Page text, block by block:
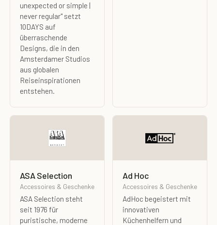
unexpected or simple |
never regular" setzt
10DAYS auf
überraschende
Designs, die in den
Amsterdamer Studios
aus globalen
Reiseinspirationen
entstehen.
ASA Selection
Accessoires & Geschenke
ASA Selection steht
seit 1976 für
puristische, moderne
Ad Hoc
Accessoires & Geschenke
AdHoc begeistert mit
innovativen
Küchenhelfern und